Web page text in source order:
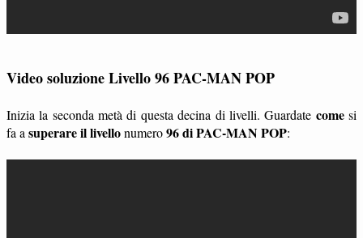
Video soluzione Livello 96 PAC-MAN POP
Inizia la seconda metà di questa decina di livelli. Guardate comesi
fa a superare il livellonumero96 di PAC-MAN POP: